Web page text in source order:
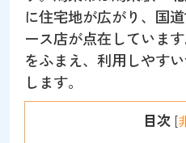
に住宅地が広がり、国
ース店が点在していま
をふまえ、利用しやす
します。
目次 [